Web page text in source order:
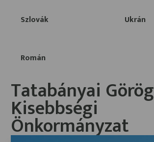
Szlovák Ukrán
Román
Tatabányai Görög
Kisebbségi
Önkormányzat